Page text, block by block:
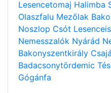
Lesencetomaj Halimba
Olaszfalu Mezőlak
Noszlop Csót
Nemesszalók Nyárád
Bakonyszentkirály
Badacsonytördemic Tés
Gógánfa